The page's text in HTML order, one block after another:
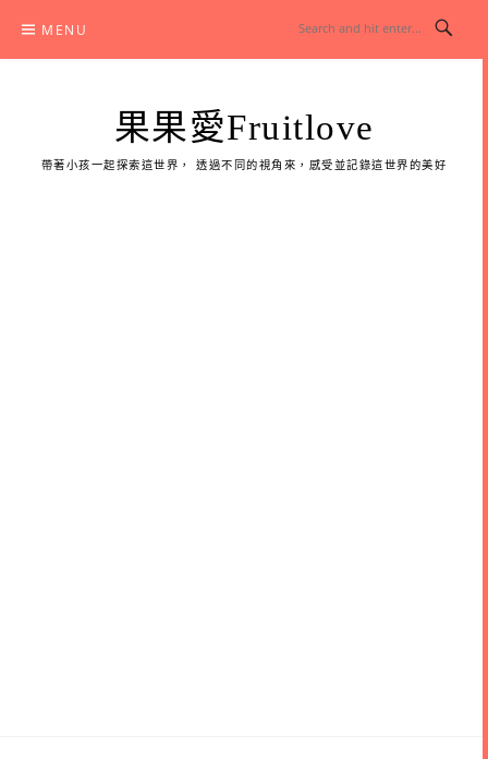
content
MENU
果果愛Fruitlove
帶著小孩一起探索這世界， 透過不同的視角來，感受並記錄這世界的美好